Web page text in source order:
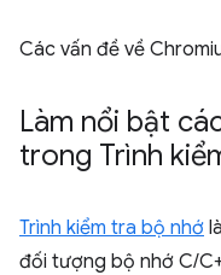
Các vấn đề về
Làm nổi bật
trong Trình
Trình kiểm tra bộ nhớ
đối tượng bộ nhớ C/